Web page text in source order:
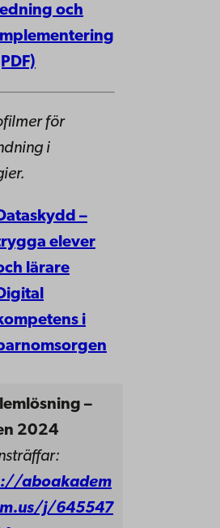
och
för
i
–
elever
lärare
i
–
2024
aboakadem
j/645547